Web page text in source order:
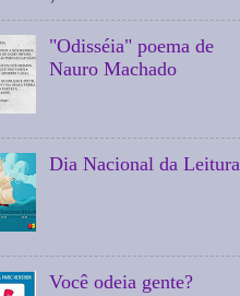
"Odisséia" poema de
Nauro Machado
Dia Nacional da Leitura
Você odeia gente?